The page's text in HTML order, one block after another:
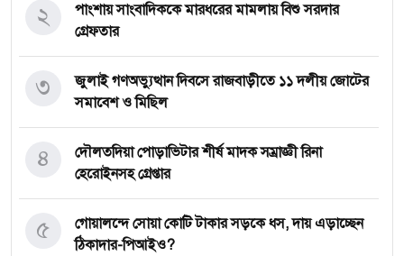
পাংশায় সাংবাদিককে মারধরের মামলায় বিশু সরদার
গ্রেফতার
২
জুলাই গণঅভ্যুত্থান দিবসে রাজবাড়ীতে ১১ দলীয় জো‌টের
সমাবেশ ও মি‌ছিল
৩
দৌলতদিয়া পোড়াভিটার শীর্ষ মাদক সম্রাজ্ঞী রিনা
হেরোইনসহ গ্রেপ্তার
৪
গোয়ালন্দে সোয়া কোটি টাকার সড়কে ধস, দায় এড়াচ্ছেন
ঠিকাদার-পিআইও?
৫